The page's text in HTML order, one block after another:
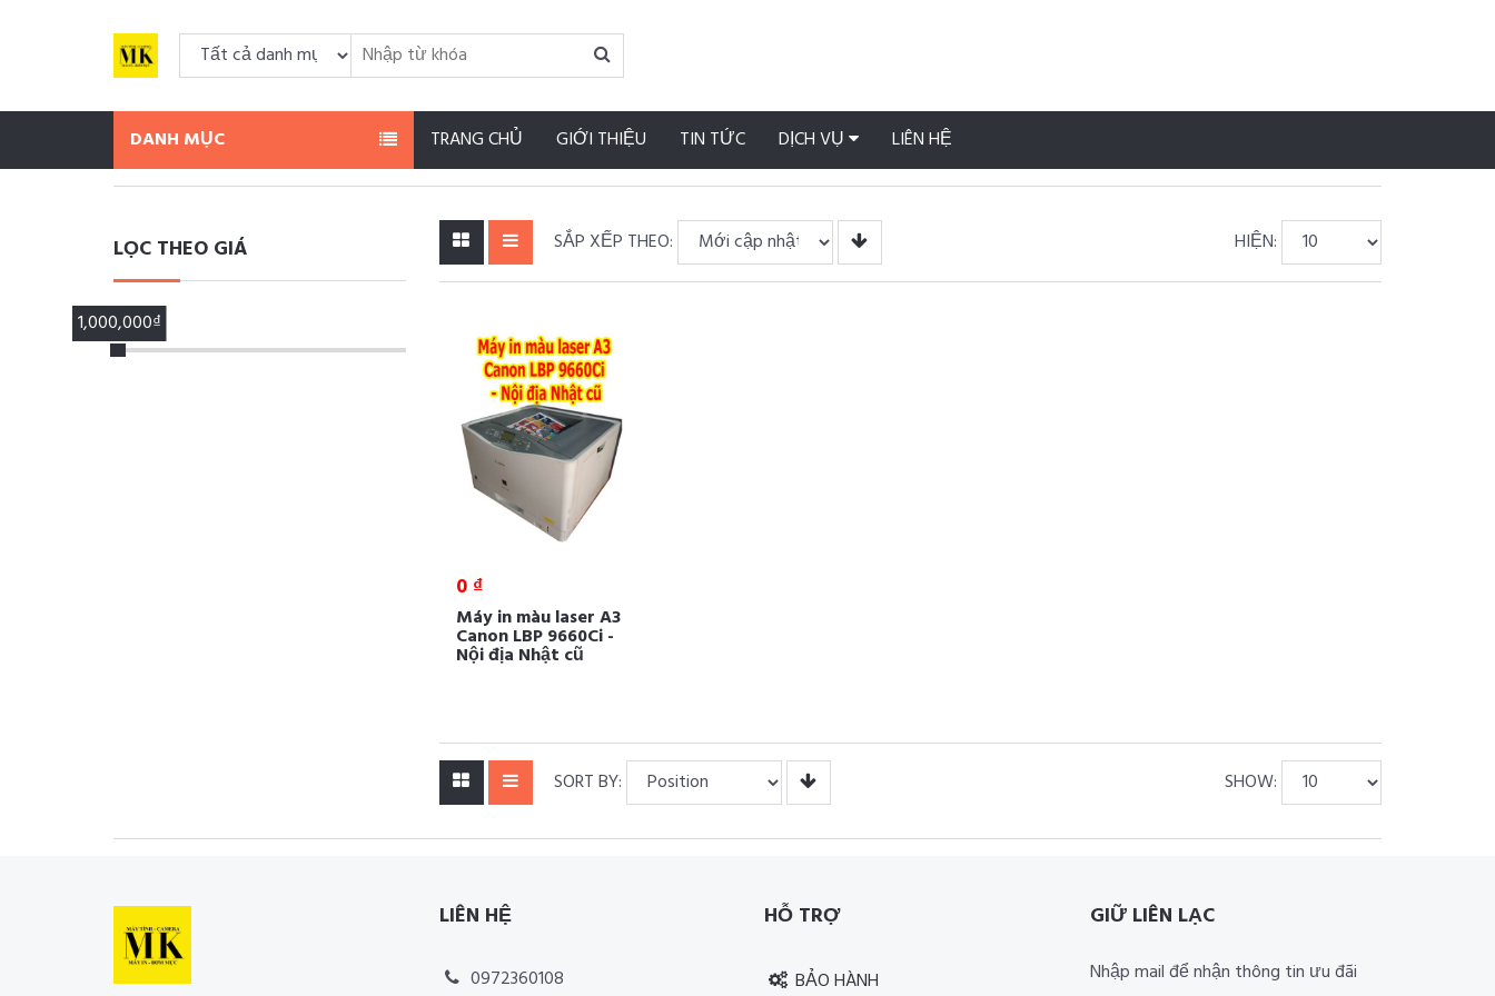
DANH MỤC TRANG CHỦ GIỚI THIỆU TIN TỨC DỊCH VỤ LIÊN HỆ
LỌC THEO GIÁ
100,000₫
1,000,000₫
SẮP XẾP THEO: HIỆN:
0 ₫
Máy in màu laser A3
Canon LBP 9660Ci -
Nội địa Nhật cũ
SORT BY: SHOW:
LIÊN HỆ
0972360108
HỖ TRỢ
BẢO HÀNH
GIỮ LIÊN LẠC
Nhập mail để nhận thông tin ưu đãi